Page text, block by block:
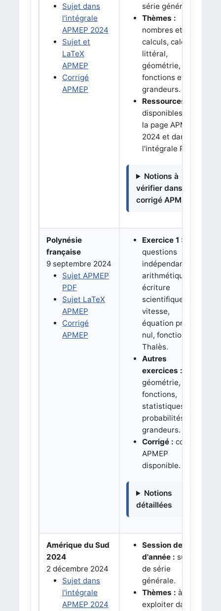
Sujet dans
l'intégrale
APMEP 2024
Sujet et
LaTeX
APMEP
Corrigé
APMEP
série générale.
Thèmes :
nombres et
calculs, calcul
littéral,
géométrie,
fonctions et
grandeurs.
Ressources :
disponibles sur
la page APMEP
2024 et dans
l'intégrale PDF.
Notions à
vérifier dans le
corrigé APMEP
Polynésie
française
9 septembre 2024
Sujet APMEP
PDF
Sujet LaTeX
APMEP
Corrigé
APMEP
Exercice 1 :
questions
indépendantes,
arithmétique,
écriture
scientifique,
vitesse,
équation produit
nul, fonction et
Thalès.
Autres
exercices :
géométrie,
fonctions,
statistiques,
probabilités et
grandeurs.
Corrigé : corrigé
APMEP
disponible.
Notions
détaillées
Amérique du Sud
2024
2 décembre 2024
Sujet dans
l'intégrale
APMEP 2024
Session de fin
d'année : sujet
de série
générale.
Thèmes : à
exploiter dans